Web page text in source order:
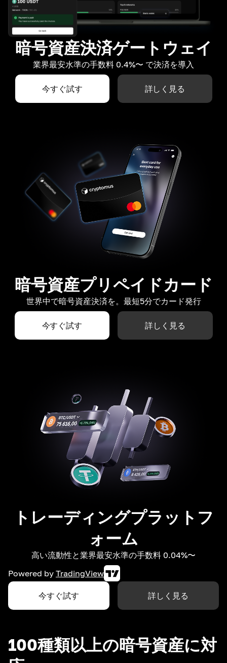
暗号資産決済ゲートウェイ
業界最安水準の手数料 0.4%〜 で決済を導入
今すぐ試す 詳しく見る
暗号資産プリペイドカード
世界中で暗号資産決済を。最短5分でカード発行
今すぐ試す 詳しく見る
トレーディングプラットフ
ォーム
高い流動性と業界最安水準の手数料 0.04%〜
Powered by TradingView
今すぐ試す 詳しく見る
100種類以上の暗号資産に対